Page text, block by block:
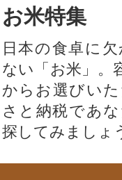
お米特集
日本の食卓に
ない「お米」。
からお選びい
さと納税であ
探してみましょ